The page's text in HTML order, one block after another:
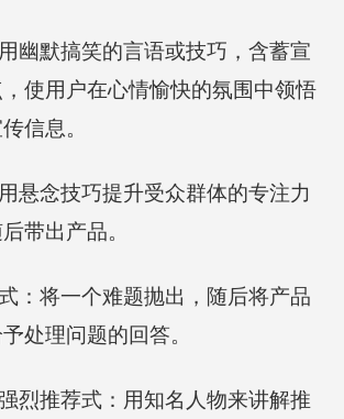
幽默搞笑的言语或技巧，含蓄宣
使用户在心情愉快的氛围中领悟
信息。
悬念技巧提升受众群体的专注力
带出产品。
：将一个难题抛出，随后将产品
处理问题的回答。
烈推荐式：用知名人物来讲解推